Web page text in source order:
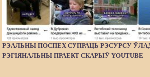
РЭАЛЬНЫ ПОСПЕХ СУПРАЦЬ РЭСУРСУ
РЭГІЯНАЛЬНЫ ПРАЕКТ СКАРЫЎ YOUTUBE